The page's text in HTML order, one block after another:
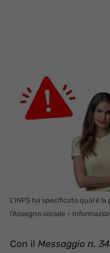
L’INPS ha specificato qual è
l’Assegno sociale –
Con il Messaggio n.